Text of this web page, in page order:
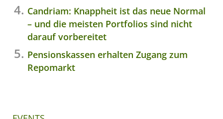
Candriam: Knappheit ist das neue Normal
– und die meisten Portfolios sind nicht
darauf vorbereitet
Pensionskassen erhalten Zugang zum
Repomarkt